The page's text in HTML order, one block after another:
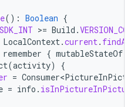
(): Boolean {
SDK_INT >= Build .
LocalContext.current.
remember { mutableStateOf
(activity)
{
=
= info .